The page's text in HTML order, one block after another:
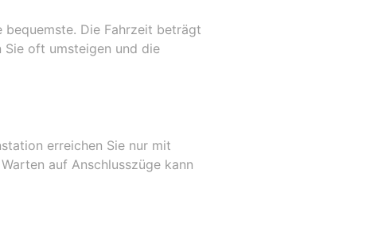
bequemste. Die Fahrzeit beträgt
Sie oft umsteigen und die
erreichen Sie nur mit
auf Anschlusszüge kann